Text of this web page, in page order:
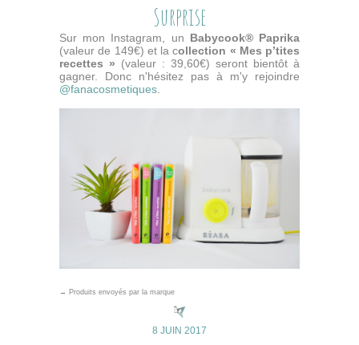
Surprise
Sur mon Instagram, un Babycook® Paprika
(valeur de 149€) et la collection « Mes p’tites
recettes » (valeur : 39,60€) seront bientôt à
gagner. Donc n'hésitez pas à m'y rejoindre
@fanacosmetiques
→ Produits envoyés par la marque
8 JUIN 2017